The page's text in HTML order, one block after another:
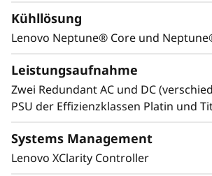
v
e
ä
Sicherheit durch eine
und ein Verbundverzeichnis
Kühllösung
Lenovo Neptune® Core und
Leistungsaufnahme
Zwei Redundant AC und DC
PSU der Effizienzklassen Platin und
Systems Management
Lenovo XClarity Controller